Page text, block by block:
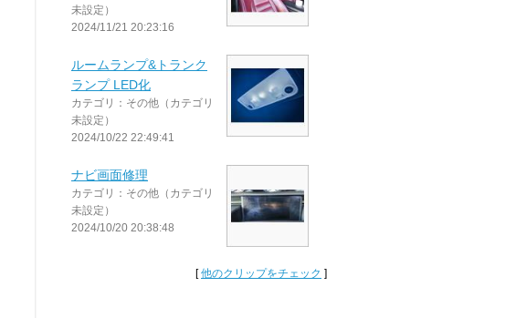
未設定）
2024/11/21 20:23:16
ルームランプ&トランク
ランプ LED化
カテゴリ：その他（カテゴリ
未設定）
2024/10/22 22:49:41
ナビ画面修理
カテゴリ：その他（カテゴリ
未設定）
2024/10/20 20:38:48
[他のクリップをチェック ]